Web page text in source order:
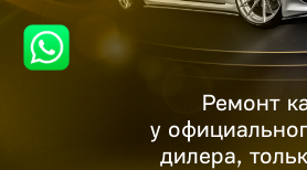
Ремонт
у
дилера,